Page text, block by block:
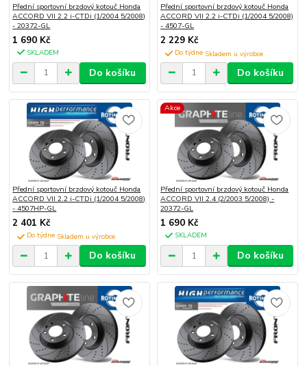
Přední sportovní brzdový kotouč Honda
ACCORD VII 2.2 i-CTDi (1/2004 5/2008)
- 20372-GL
1 690 Kč
SKLADEM
Do košíku
Přední sportovní brzdový kotouč Honda
ACCORD VII 2.2 i-CTDi (1/2004 5/2008)
- 4507-GL
2 229 Kč
Do týdne
Do košíku
Přední sportovní brzdový kotouč Honda
ACCORD VII 2.2 i-CTDi (1/2004 5/2008)
- 4507HP-GL
2 401 Kč
Do týdne
Do košíku
Akce
Přední sportovní brzdový kotouč Honda
ACCORD VII 2.4 (2/2003 5/2008) -
20372-GL
1 690 Kč
SKLADEM
Do košíku